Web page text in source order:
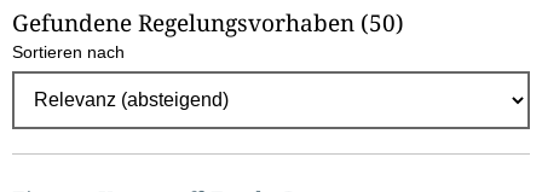
l
E
g
e
Gefundene Regelungsvorhaben (50)
Sortieren nach